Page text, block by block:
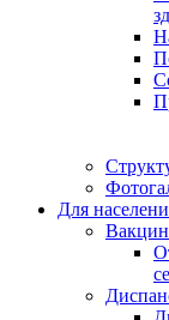
Для